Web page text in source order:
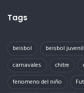
Tags
beisbol beisbol juvenil
carnavales
chitre
fenomeno del niño